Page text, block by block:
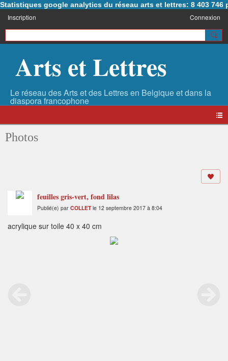
Statistiques google analytics du réseau arts et lettres: 8 403 746
Inscription Connexion
Arts et Lettres
Photos
feuilles gris-vert, fond lilas
Publié(e) par COLLETle 12 septembre 2017 à 8:04
acrylique sur toile 40 x 40 cm